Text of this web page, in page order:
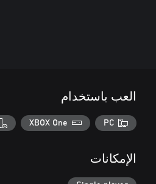
العب باستخدام
PC
XBOX One
الإمكانات